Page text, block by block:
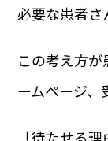
必要な患者さ
この考え方
ームページ、
「待たせる